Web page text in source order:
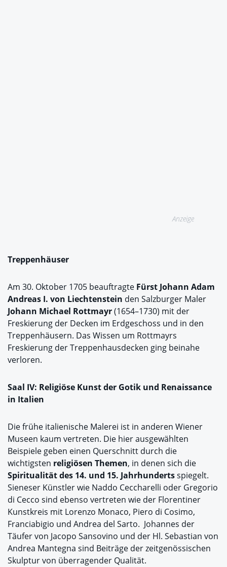
Anzeige
Treppenhäuser
Am 30. Oktober 1705 beauftragte Fürst Johann Adam
Andreas I. von Liechtenstein den Salzburger Maler
Johann Michael Rottmayr(1654–1730) mit der
Freskierung der Decken im Erdgeschoss und in den
Treppenhäusern. Das Wissen um Rottmayrs
Freskierung der Treppenhausdecken ging beinahe
verloren.
Saal IV: Religiöse Kunst der Gotik und Renaissance
in Italien
Die frühe italienische Malerei ist in anderen Wiener
Museen kaum vertreten. Die hier ausgewählten
Beispiele geben einen Querschnitt durch die
wichtigsten religiösen Themen, in denen sich die
Spiritualität des 14. und 15. Jahrhundertsspiegelt.
Sieneser Künstler wie Naddo Ceccharelli oder Gregorio
di Cecco sind ebenso vertreten wie der Florentiner
Kunstkreis mit Lorenzo Monaco, Piero di Cosimo,
Franciabigio und Andrea del Sarto. Johannes der
Täufer von Jacopo Sansovino und der Hl. Sebastian von
Andrea Mantegna sind Beiträge der zeitgenössischen
Skulptur von überragender Qualität.